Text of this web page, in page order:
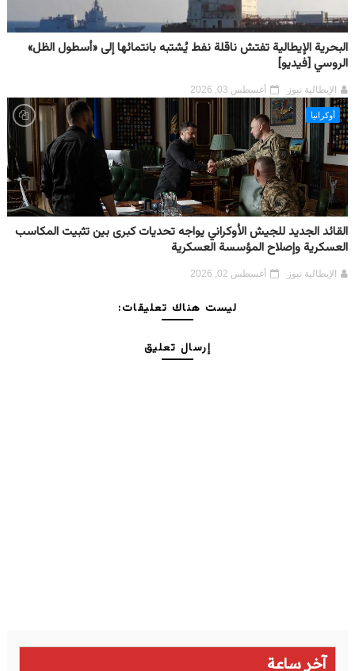
البحرية الإيطالية تفتش ناقلة نفط يُشتبه بانتمائها إلى «أسطول الظل»
الروسي [فيديو]
الإيطالية نيوز أغسطس 03, 2026
أوكرانيا
القائد الجديد للجيش الأوكراني يواجه تحديات كبرى بين تثبيت المكاسب
العسكرية وإصلاح المؤسسة العسكرية
الإيطالية نيوز أغسطس 02, 2026
ليست هناك تعليقات:
إرسال تعليق
آخر ساعة